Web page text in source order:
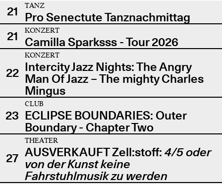
21
TANZ
Pro Senectute Tanznachmittag
21
KONZERT
Camilla Sparksss - Tour 2026
22
KONZERT
Intercity Jazz Nights: The Angry
Man Of Jazz – The mighty Charles
Mingus
23
CLUB
ECLIPSE BOUNDARIES: Outer
Boundary - Chapter Two
27
THEATER
AUSVERKAUFT Zell:stoff: 4/5 oder
von der Kunst keine
Fahrstuhlmusik zu werden